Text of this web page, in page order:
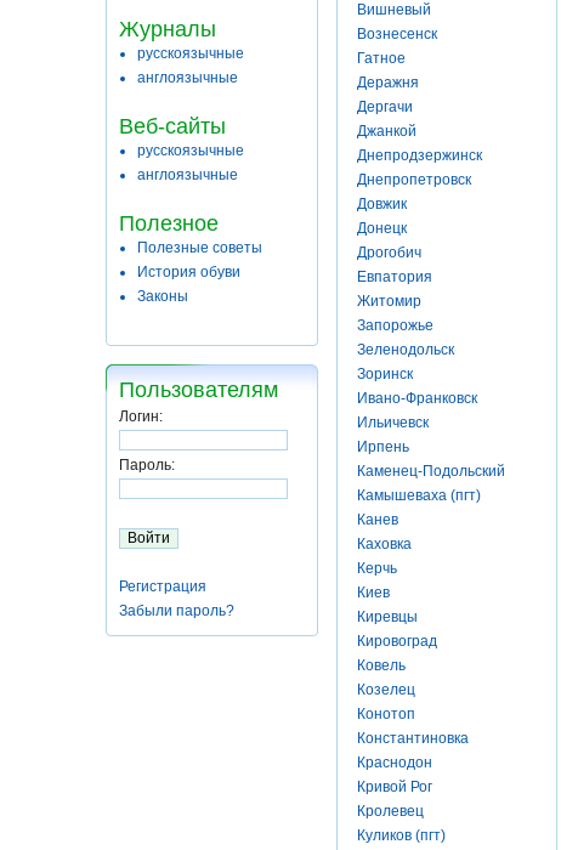
Журналы
русскоязычные
англоязычные
Веб-сайты
русскоязычные
англоязычные
Полезное
Полезные советы
История обуви
Законы
Пользователям
Логин:
Пароль:
Регистрация
Забыли пароль?
Вишневый
Вознесенск
Гатное
Деражня
Дергачи
Джанкой
Днепродзержинск
Днепропетровск
Довжик
Донецк
Дрогобич
Евпатория
Житомир
Запорожье
Зеленодольск
Зоринск
Ивано-Франковск
Ильичевск
Ирпень
Каменец-Подольский
Камышеваха (пгт)
Канев
Каховка
Керчь
Киев
Киревцы
Кировоград
Ковель
Козелец
Конотоп
Константиновка
Краснодон
Кривой Рог
Кролевец
Куликов (пгт)